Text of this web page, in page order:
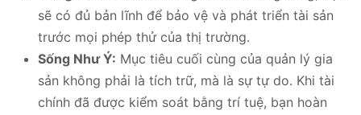
sẽ có đủ bản lĩnh để bảo vệ và phát triển tài sản
trước mọi phép thử của thị trường.
Sống Như Ý: Mục tiêu cuối cùng của quản lý gia
sản không phải là tích trữ, mà là sự tự do. Khi tài
chính đã được kiểm soát bằng trí tuệ, bạn hoàn